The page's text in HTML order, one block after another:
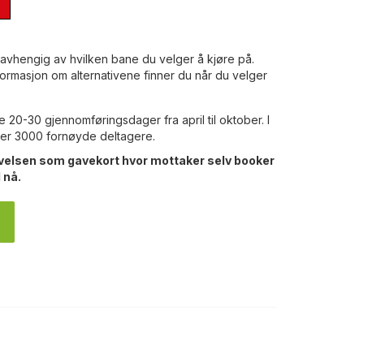
av hvilken bane du velger å kjøre på.
om alternativene finner du når du velger
30 gjennomføringsdager fra april til oktober. I
3000 fornøyde deltagere.
som gavekort hvor mottaker selv booker